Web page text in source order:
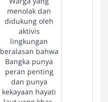
menolak dan
didukung oleh
aktivis
lingkungan
beralasan bahwa
Bangka punya
peran penting
dan punya
kekayaan hayati